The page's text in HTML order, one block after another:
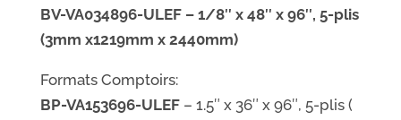
BV-VA034896-ULEF – 1/8″ x 48″ x 96″, 5-plis
(3mm x1219mm x 2440mm)
Formats Comptoirs:
BP-VA153696-ULEF– 1.5″ x 36″ x 96″, 5-plis (​